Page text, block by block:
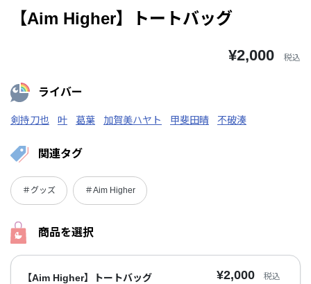
【Aim Higher】トートバッグ
¥2,000 税込
ライバー
剣持刀也 叶 葛葉 加賀美ハヤト 甲斐田晴 不破湊
関連タグ
＃グッズ ＃Aim Higher
商品を選択
【Aim Higher】トートバッグ ¥2,000 税込